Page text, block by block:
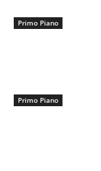
Primo Piano
Primo Piano